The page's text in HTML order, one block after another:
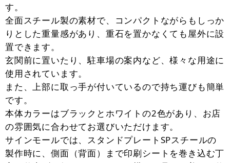
す。
全面スチール製の素材で、コンパクトながらもしっか
りとした重量感があり、重石を置かなくても屋外に設
置できます。
玄関前に置いたり、駐車場の案内など、様々な用途に
使用されています。
また、上部に取っ手が付いているので持ち運びも簡単
です。
本体カラーはブラックとホワイトの2色があり、お店
の雰囲気に合わせてお選びいただけます。
サインモールでは、スタンドプレートSPスチールの
製作時に、側面（背面）まで印刷シートを巻き込む丁